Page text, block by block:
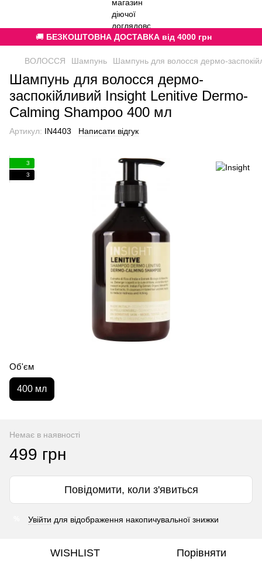
🚚 БЕЗКОШТОВНА ДОСТАВКА від 4000 грн
ВОЛОССЯ Шампунь Шампунь для волосся дермо-
Шампунь для волосся дермо-
заспокійливий Insight Lenitive Dermo-
Calming Shampoo 400 мл
Артикул: IN4403 Написати відгук
3
3
Об'єм
400 мл
Немає в наявності
499 грн
Повідомити, коли з'явиться
Увійти для відображення накопичувальної знижки
WISHLIST Порівняти